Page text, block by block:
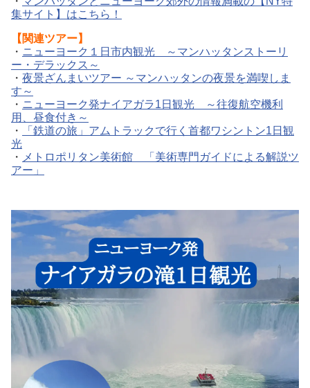
集サイト】はこちら！
【関連ツアー】
・ ニューヨーク１日市内観光 ～マンハッタンストーリ
ー・デラックス～
・ 夜景ざんまいツアー ～マンハッタンの夜景を満喫しま
す～
・ ニューヨーク発ナイアガラ1日観光 ～往復航空機利
用、昼食付き～
・
「鉄道の旅」アムトラックで行く首都ワシントン1日観
光
・ メトロポリタン美術館 「美術専門ガイドによる解説ツ
アー」